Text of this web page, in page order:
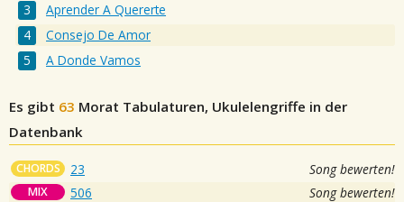
Aprender A Quererte
Consejo De Amor
A Donde Vamos
Es gibt 63 Morat Tabulaturen, Ukulelengriffe in der
Datenbank
CHORDS 23 Song bewerten!
MIX 506 Song bewerten!